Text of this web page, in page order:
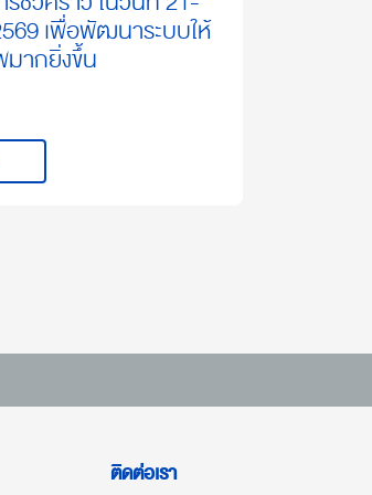
เพื่อพัฒนาระบบให้
ากยิ่งขึ้น
ติดต่อเรา